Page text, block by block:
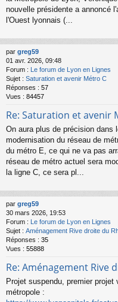
nouvelle présidente a annoncé
l'Ouest lyonnais (...
par greg59
01 avr. 2026, 09:48
Forum : Le forum de Lyon en Lignes
Sujet : Saturation et avenir Métro C
Réponses : 57
Vues : 84457
Re: Saturation et avenir
On aura plus de précision dans
modernisation du réseau de
du métro E, ce qui ne va pas
réseau de métro actuel sera
la ligne C, ce sera pl...
par greg59
30 mars 2026, 19:53
Forum : Le forum de Lyon en Lignes
Sujet : Aménagement Rive droite du
Réponses : 35
Vues : 55888
Re: Aménagement Rive
Projet suspendu, premier
métropole :